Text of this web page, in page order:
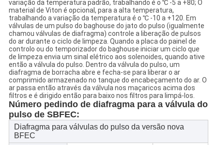
variação da temperatura padrão, trabalhando é o ℃ -5 a +80; O
material de Viton é opcional, para a alta temperatura,
trabalhando a variação da temperatura é o ℃ -10 a +120. Em
válvulas de um pulso do baghouse do jato do pulso (igualmente
chamou válvulas de diafragma) controle a liberação de pulsos
do ar durante o ciclo de limpeza. Quando a placa do painel de
controlo ou do temporizador do baghouse iniciar um ciclo que
de limpeza envia um sinal elétrico aos solenoides, quando ative
então a válvula do pulso. Dentro da válvula do pulso, um
diafragma de borracha abre e fecha-se para liberar o ar
comprimido armazenado no tanque do encabeçamento do ar. O
ar passa então através da válvula nos maçaricos acima dos
filtros e é dirigido então para baixo nos filtros para limpá-los.
Número pedindo de diafragma para a válvula do
pulso de SBFEC:
Diafragma para válvulas do pulso da versão nova
BFEC